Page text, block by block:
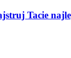
Tacie